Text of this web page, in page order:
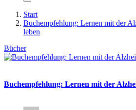
Start
Buchempfehlung: Lernen mit der
leben
Bücher
Buchempfehlung: Lernen mit der